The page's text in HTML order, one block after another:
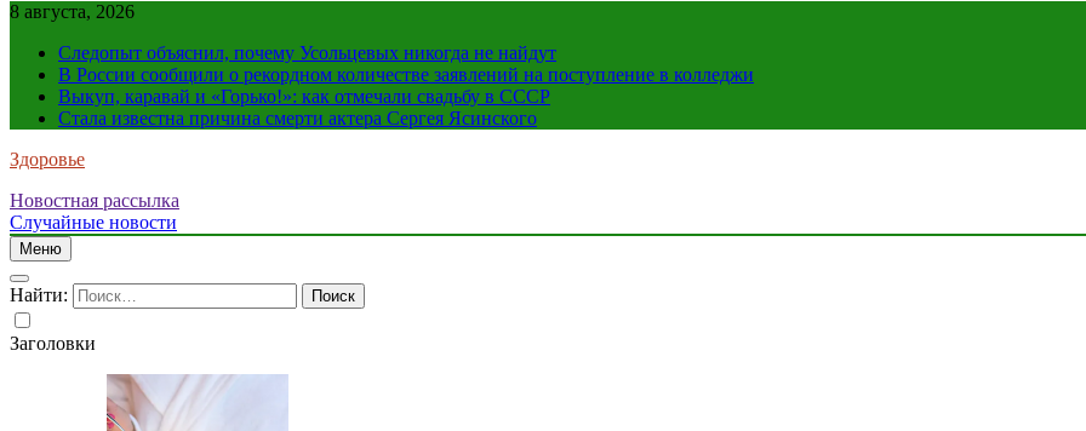
8 августа, 2026
Следопыт объяснил, почему Усольцевых никогда не найдут
В России сообщили о рекордном количестве заявлений на поступление в колледжи
Выкуп, каравай и «Горько!»: как отмечали свадьбу в СССР
Стала известна причина смерти актера Сергея Ясинского
Здоровье
Новостная рассылка
Случайные новости
Меню
Найти:
Заголовки